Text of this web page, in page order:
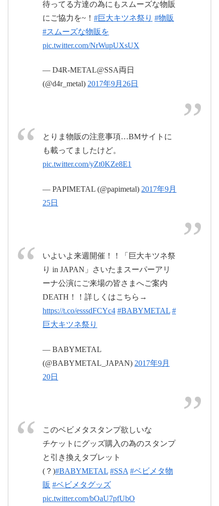
いたまスーパーアリーナ
pic.twitter.com/bb4ilkguZs
pic.twitter.com/NWVvl607HH
pic.twitter.com/6WEqdkgNqD
2017年9月26日
#BABYMETAL
pic.twitter.com/ck0rffqFl0
年9月26日
#BABYMETAL
pic.twitter.com/gAQPcJBiYk
年9月26日
#BABYMETAL
pic.twitter.com/PmI13IyboZ
2017年9月26
日
#babymetal#巨
大キツネ祭 pic.twitter.com/sfdJNjOxbU
待ってる方達の為にもスムーズな物販
にご協力を~！ #巨大キツネ祭り #物販
#スムーズな物販を
pic.twitter.com/NrWupUXsUX
— D4R-METAL@SSA両日
(@d4r_metal) 2017年9月26日
とりま物販の注意事項…BMサイトに
も載ってましたけど。
pic.twitter.com/yZt0KZe8E1
— PAPIMETAL (@papimetal) 2017年9月
25日
いよいよ来週開催！！「巨大キツネ祭
り in JAPAN」さいたまスーパーアリ
ーナ公演にご来場の皆さまへご案内
DEATH！！詳しくはこちら→
https://t.co/esssdFCYc4 #BABYMETAL #
巨大キツネ祭り
— BABYMETAL
(@BABYMETAL_JAPAN) 2017年9月
20日
このベビメタスタンプ欲しいな
チケットにグッズ購入の為のスタンプ
と引き換えタブレット
(？)#BABYMETAL #SSA #ベビメタ物
販 #ベビメタグッズ
pic.twitter.com/bOaU7pfUbO